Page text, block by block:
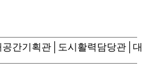
간기획관│도시활력담당관│